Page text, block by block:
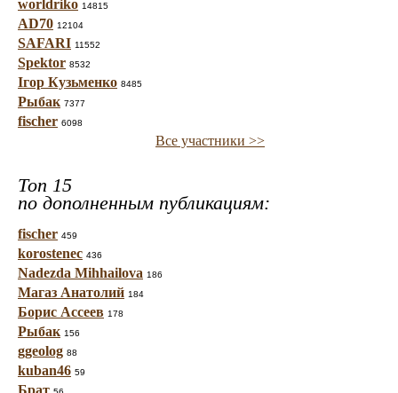
worldriko 14815
AD70 12104
SAFARI 11552
Spektor 8532
Ігор Кузьменко 8485
Рыбак 7377
fischer 6098
Все участники >>
Топ 15
по дополненным публикациям:
fischer 459
korostenec 436
Nadezda Mihhailova 186
Магаз Анатолий 184
Борис Ассеев 178
Рыбак 156
ggeolog 88
kuban46 59
Брат